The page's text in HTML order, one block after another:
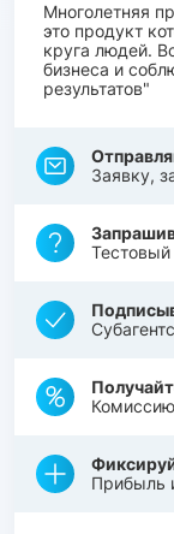
Многолетняя
это продукт
круга людей.
бизнеса и
результатов"
Заявку,
Прибыль